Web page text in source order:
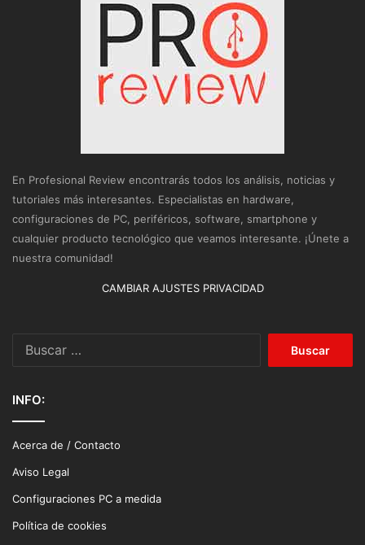
En Profesional Review encontrarás todos los análisis, noticias y
tutoriales más interesantes. Especialistas en hardware,
configuraciones de PC, periféricos, software, smartphone y
cualquier producto tecnológico que veamos interesante. ¡Únete a
nuestra comunidad!
CAMBIAR AJUSTES PRIVACIDAD
INFO:
Acerca de / Contacto
Aviso Legal
Configuraciones PC a medida
Política de cookies